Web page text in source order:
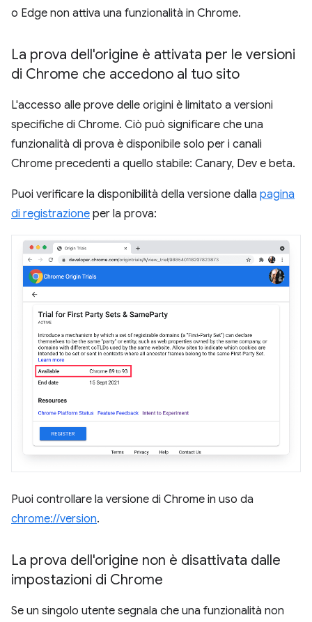
o Edge non attiva una funzionalità in Chrome.
La prova dell'origine è attivata per le versioni
di Chrome che accedono al tuo sito
L'accesso alle prove delle origini è limitato a versioni
specifiche di Chrome. Ciò può significare che una
funzionalità di prova è disponibile solo per i canali
Chrome precedenti a quello stabile: Canary, Dev e beta.
Puoi verificare la disponibilità della versione dalla pagina
di registrazione per la prova:
Puoi controllare la versione di Chrome in uso da
chrome://version.
La prova dell'origine non è disattivata dalle
impostazioni di Chrome
Se un singolo utente segnala che una funzionalità non